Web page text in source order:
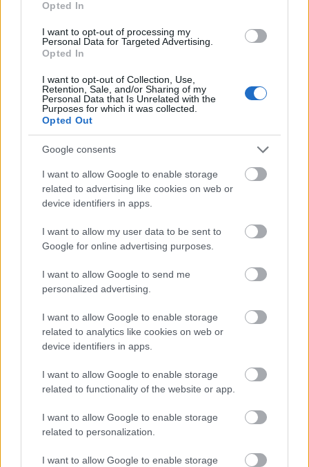
Opted In
I want to opt-out of processing my
Personal Data for Targeted Advertising.
Opted In
I want to opt-out of Collection, Use,
Retention, Sale, and/or Sharing of my
Personal Data that Is Unrelated with the
Purposes for which it was collected.
Opted Out
Google consents
I want to allow Google to enable storage
related to advertising like cookies on web or
device identifiers in apps.
I want to allow my user data to be sent to
Google for online advertising purposes.
I want to allow Google to send me
personalized advertising.
I want to allow Google to enable storage
related to analytics like cookies on web or
device identifiers in apps.
I want to allow Google to enable storage
related to functionality of the website or app.
I want to allow Google to enable storage
related to personalization.
I want to allow Google to enable storage
mossberg operator
15 éve
En ajanlanek 2 ozi shirazt, amelyek meg
megfizethetok, kostoltam is oket, beszerzheto a UK-
ban, s tetszettek is.
Chateau Reynella Basket Pressed Shiraz 2008
McLaren Vale, S Australia £15
nagyot tud.
illetve:
The Hedonist Shiraz 2008 McLaren Vale, S Australia
£10.99 Ebbol meg az utobbi 4 evjaratot mind ittam,
sulyos, testes anyag.
HgGina
Annyira irigylem azokat az ízbimbóban bővelkedő
borkedvelőket, akik képesek emgérezni egy borban a
nyalogattak volna csersavat, tannint. Akik képesek
kiérezni egy kortyból a szőlőn nemi életet élő hangya
vagy a szüretelő ember 3 izzadságcseppjének illatát
a rózsa, bükk, kókusz és sáfrányos szeklice